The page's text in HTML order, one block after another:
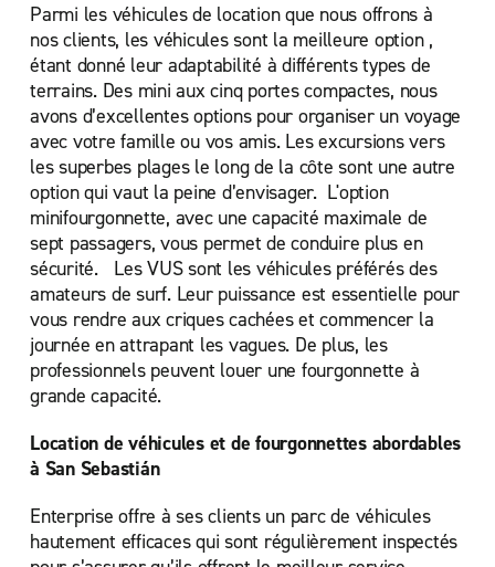
Parmi les véhicules de location que nous offrons à
nos clients, les véhicules sont la meilleure option ,
étant donné leur adaptabilité à différents types de
terrains. Des mini aux cinq portes compactes, nous
avons d’excellentes options pour organiser un voyage
avec votre famille ou vos amis. Les excursions vers
les superbes plages le long de la côte sont une autre
option qui vaut la peine d’envisager. L'option
minifourgonnette, avec une capacité maximale de
sept passagers, vous permet de conduire plus en
sécurité. Les VUS sont les véhicules préférés des
amateurs de surf. Leur puissance est essentielle pour
vous rendre aux criques cachées et commencer la
journée en attrapant les vagues. De plus, les
professionnels peuvent louer une fourgonnette à
grande capacité.
Location de véhicules et de fourgonnettes abordables
à San Sebastián
Enterprise offre à ses clients un parc de véhicules
hautement efficaces qui sont régulièrement inspectés